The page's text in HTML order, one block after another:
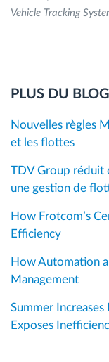
Vehicle Tracking
PLUS DU BLOG
Nouvelles règles
et les flottes
TDV Group réduit
une gestion de
How Frotcom’s
Efficiency
How Automation
Management
Summer
Exposes